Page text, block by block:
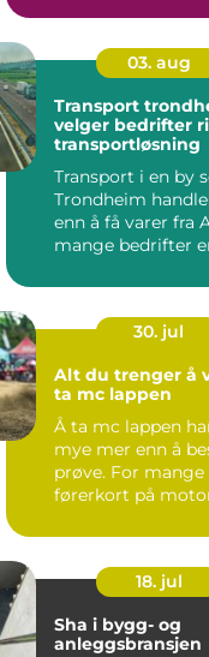
03. aug
Transport
velger bedrifter
transportløsning
Transport i en by
Trondheim
enn å få varer fra
mange bedrifter
30. jul
Alt du trenger å
ta mc lappen
Å ta mc lappen
mye mer enn å
prøve. For
førerkort på
18. jul
Sha i bygg- og
anleggsbransjen